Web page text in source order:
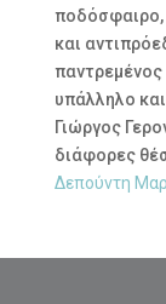
ποδόσφαιρο,
και
παντρεμένος
υπάλληλο
Γιώργος
διάφορες
Δεπούντη